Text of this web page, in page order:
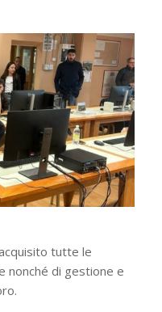
tutte le
nonché di gestione e